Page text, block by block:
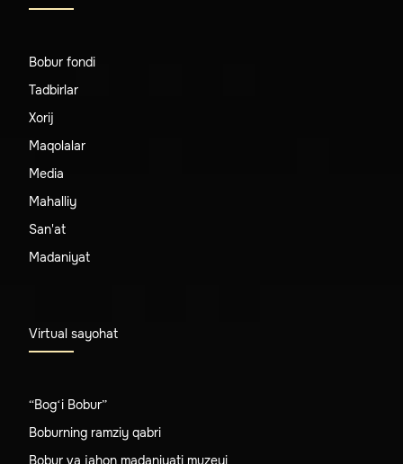
Bobur fondi
Tadbirlar
Xorij
Maqolalar
Media
Mahalliy
San'at
Madaniyat
Virtual sayohat
“Bog‘i Bobur”
Boburning ramziy qabri
Bobur va jahon madaniyati muzeyi